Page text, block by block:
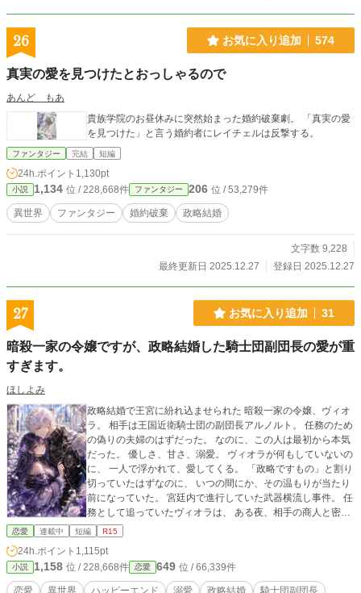
26 お気に入り追加 574
真実の愛を見つけたとおっしゃるので
あんど もあ
貴族学院のお昼休みに突然始まった婚約破棄劇。 「真実の愛
を見つけた」と言う婚約者にレイチェルは反撃する。
ファンタジー 完結 短編
24h.ポイント 1,130pt
小説 1,134 位 / 228,668件 ファンタジー 206 位 / 53,279件
異世界 ファンタジー 婚約破棄 政略結婚
文字数 9,228
最終更新日 2025.12.27
登録日 2025.12.27
27 お気に入り追加 31
暗殺一家の令嬢ですが、政略結婚した騎士団副団長の愛が重
すぎます。
ほしよみ
政略結婚で王宮に紛れ込ませられた 暗殺一家の令嬢、ヴィオ
ラ。 相手は王国近衛騎士団の副団長アルノルト。 任務のため
の偽りの夫婦のはずだった。 なのに、この人は最初から本気
だった。 優しさ、甘さ、溺愛。 ヴィオラが何もしていないの
に、 一人で浮かれて、愛してくる。 「政略ですもの」と割り
切っていたはずなのに、 いつの間にか、その温もりが当たり
前になっていた。 宮廷内で進行していた武器横流し事件。 任
務として追っていたヴィオラは、 ある夜、相手の商人と密会
するアルノルトを目撃してしまう。 まさか。彼も、この事件
に揺れながら、 ヴィオラは気づいていく。 自分は、もう政略
の妻ではなく、本気で、この人を失いたくないのだと。 政略
結婚から始まった二人の関係が、 初めて本物の愛に変わって
恋愛 連載中 短編 R15
24h.ポイント 1,115pt
小説 1,158 位 / 228,668件 恋愛 649 位 / 66,339件
恋愛 異世界 ハッピーエンド 溺愛 政略結婚
騎士団副団長